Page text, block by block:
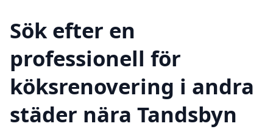
Sök efter en
professionell för
köksrenovering i andra
städer nära Tandsbyn